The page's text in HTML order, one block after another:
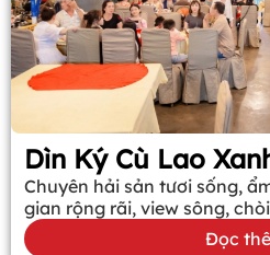
Dìn Ký Cù Lao
Chuyên hải sản tươi sống,
gian rộng rãi, view sông,
Đọc